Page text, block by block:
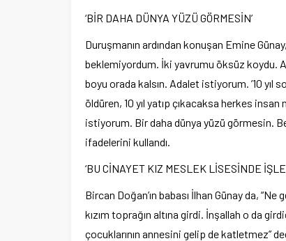
‘BİR DAHA DÜNYA YÜZÜ GÖRMESİN’
Duruşmanın ardından konuşan Emine
beklemiyordum. İki yavrumu öksüz koydu.
boyu orada kalsın. Adalet istiyorum. ’10 yıl
öldüren, 10 yıl yatıp çıkacaksa herkes insan
istiyorum. Bir daha dünya yüzü görmesin.
ifadelerini kullandı.
‘BU CİNAYET KIZ MESLEK LİSESİNDE
Bircan Doğan’ın babası İlhan Günay da,
kızım toprağın altına girdi. İnşallah o da
çocuklarının annesini gelip de katletmez”